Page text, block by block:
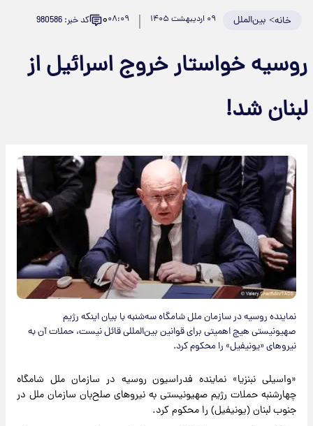
خانه> بین‌الملل ۰۹ اردیبهشت ۱۴۰۵ ۰۸:۰۹۰ کد خبر: 980586
روسیه خواستار خروج اسرائیل از
لبنان شد!
نماینده روسیه در سازمان ملل شامگاه سه‌شنبه با بیان اینکه رژیم
صهیونیستی هیچ اهمیتی برای قوانین بین‌المللی قائل نیست، حملات آن به
نیروهای «یونیفیل» را محکوم کرد.
«واسیلی نبنزیا» نماینده فدراسیون روسیه در سازمان ملل شامگاه
چهارشنبه حملات رژیم صهیونیستی به نیروهای صلح‌بان سازمان ملل در
جنوب لبنان (یونیفیل) را محکوم کرد.